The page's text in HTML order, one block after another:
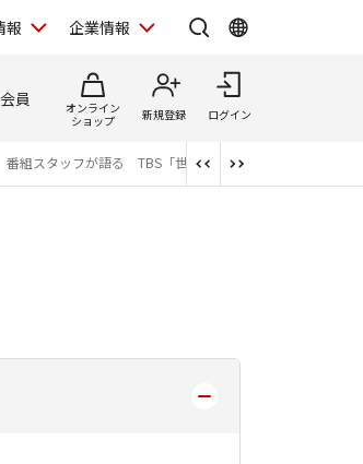
報 企業情報
員
オンライン
ショップ
新規登録 ログイン
番組スタッフが語る TBS「世界遺産」制作の裏側